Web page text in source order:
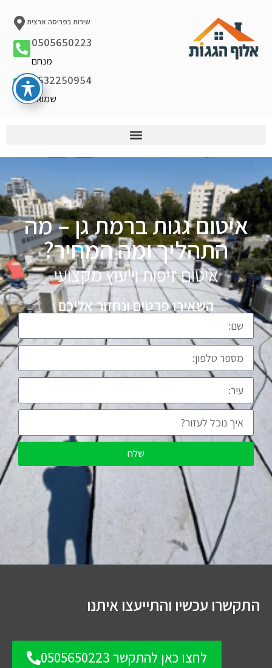
שירות בפריסה ארצית
0505650223
מנחם
0532250954
שמואל
איטום גגות ברמת גן – מה
התהליך ומה המחיר?
איטום זיפות וייעוץ מקצועי
השאירו פרטים ונחזור אליכם
שלח
התקשרו עכשיו והתייעצו איתנו
לחצו כאן להתקשר 0505650223